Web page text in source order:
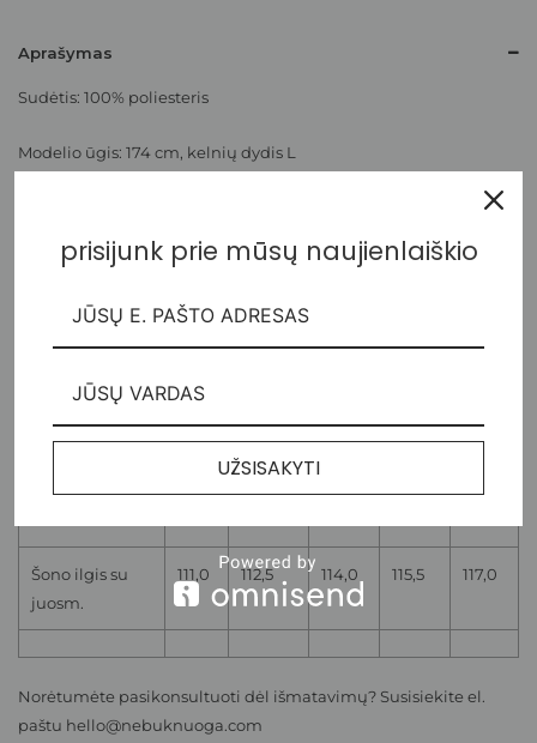
Aprašymas
Sudėtis: 100% poliesteris
Modelio ūgis: 174 cm, kelnių dydis L
Liemens gam. 74,0
Klubų plotis
Apačios plotis 25,0 26,0 27,0 28,0 29,0
Šono ilgis su
juosm.
111,0 112,5 114,0 115,5 117,0
Norėtumėte pasikonsultuoti dėl išmatavimų? Susisiekite el.
paštu hello@nebuknuoga.com
prisijunk prie mūsų naujienlaiškio
UŽSISAKYTI